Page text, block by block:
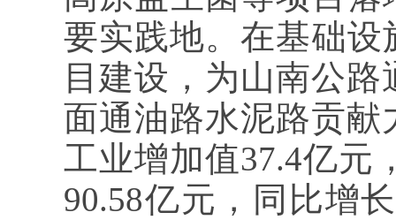
要实践地。在基础
目建设，为山南公
面通油路水泥路贡献
工业增加值37.4亿元
90.58亿元，同比增